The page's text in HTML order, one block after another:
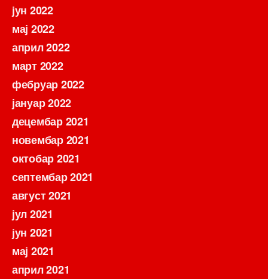
јун 2022
мај 2022
април 2022
март 2022
фебруар 2022
јануар 2022
децембар 2021
новембар 2021
октобар 2021
септембар 2021
август 2021
јул 2021
јун 2021
мај 2021
април 2021